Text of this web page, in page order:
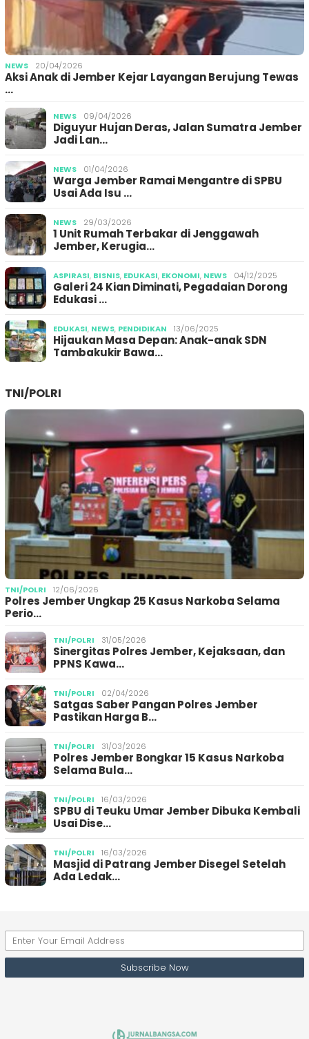
NEWS 20/04/2026
Aksi Anak di Jember Kejar Layangan Berujung Tewas
…
NEWS 09/04/2026
Diguyur Hujan Deras, Jalan Sumatra Jember
Jadi Lan…
NEWS 01/04/2026
Warga Jember Ramai Mengantre di SPBU
Usai Ada Isu …
NEWS 29/03/2026
1 Unit Rumah Terbakar di Jenggawah
Jember, Kerugia…
ASPIRASI, BISNIS, EDUKASI, EKONOMI, NEWS 04/12/2025
Galeri 24 Kian Diminati, Pegadaian Dorong
Edukasi …
EDUKASI, NEWS, PENDIDIKAN 13/06/2025
Hijaukan Masa Depan: Anak-anak SDN
Tambakukir Bawa…
TNI/POLRI
TNI/POLRI 12/06/2026
Polres Jember Ungkap 25 Kasus Narkoba Selama
Perio…
TNI/POLRI 31/05/2026
Sinergitas Polres Jember, Kejaksaan, dan
PPNS Kawa…
TNI/POLRI 02/04/2026
Satgas Saber Pangan Polres Jember
Pastikan Harga B…
TNI/POLRI 31/03/2026
Polres Jember Bongkar 15 Kasus Narkoba
Selama Bula…
TNI/POLRI 16/03/2026
SPBU di Teuku Umar Jember Dibuka Kembali
Usai Dise…
TNI/POLRI 16/03/2026
Masjid di Patrang Jember Disegel Setelah
Ada Ledak…